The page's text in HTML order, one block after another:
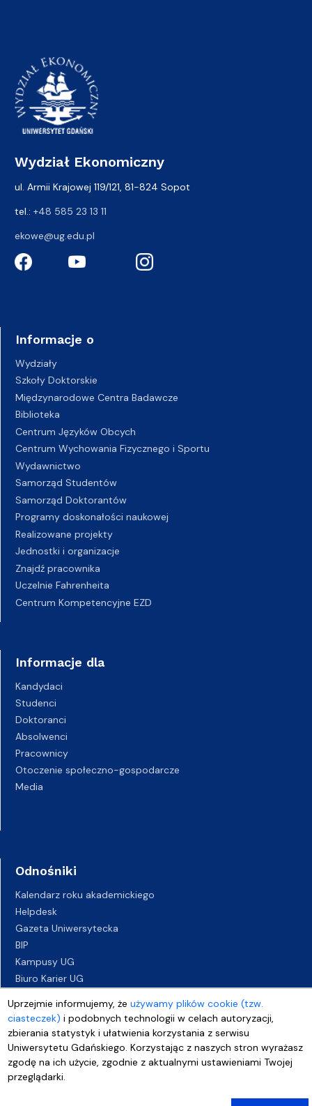
Uprzejmie informujemy, żeużywamy plików cookie (tzw.
ciasteczek) i podobnych technologii w celach autoryzacji,
zbierania statystyk i ułatwienia korzystania z serwisu
Uniwersytetu Gdańskiego. Korzystając z naszych stron wyrażasz
zgodę na ich użycie, zgodnie z aktualnymi ustawieniami Twojej
przeglądarki.
Wydział Ekonomiczny
ul. Armii Krajowej 119/121, 81-824 Sopot
tel.: +48 585 23 13 11
ekowe@ug.edu.pl
Informacje o
Wydziały
Szkoły Doktorskie
Międzynarodowe Centra Badawcze
Biblioteka
Centrum Języków Obcych
Centrum Wychowania Fizycznego i Sportu
Wydawnictwo
Samorząd Studentów
Samorząd Doktorantów
Programy doskonałości naukowej
Realizowane projekty
Jednostki i organizacje
Znajdź pracownika
Uczelnie Fahrenheita
Centrum Kompetencyjne EZD
Informacje dla
Kandydaci
Studenci
Doktoranci
Absolwenci
Pracownicy
Otoczenie społeczno-gospodarcze
Media
Odnośniki
Kalendarz roku akademickiego
Helpdesk
Gazeta Uniwersytecka
BIP
Kampusy UG
Biuro Karier UG
Deklaracja dostępności